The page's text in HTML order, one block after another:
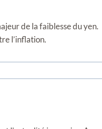
de la faiblesse du yen.
l’inflation.